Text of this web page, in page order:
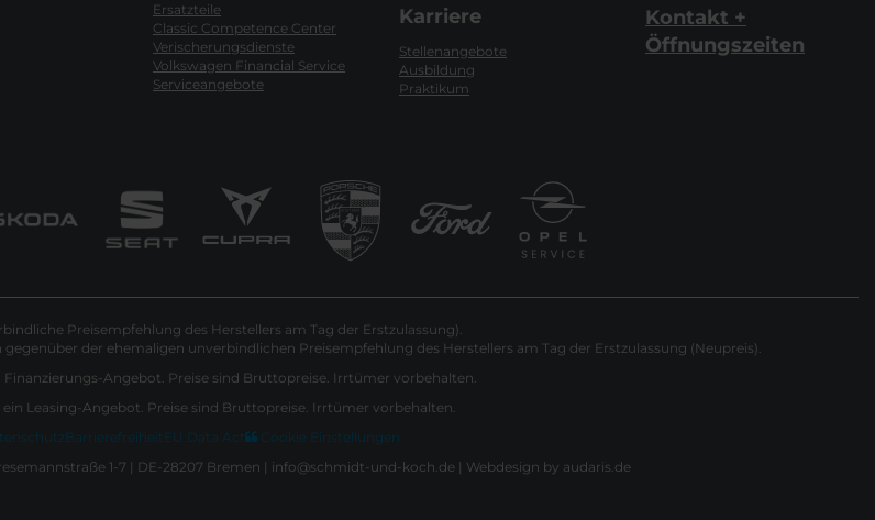
Ersatzteile
Classic Competence Center
Verischerungsdienste
Volkswagen Financial Service
Serviceangebote
Karriere
Stellenangebote
Ausbildung
Praktikum
Kontakt +
Öffnungszeiten
Preisempfehlung des Herstellers am Tag der Erstzulassung).
der ehemaligen unverbindlichen Preisempfehlung des Herstellers am Tag der Erstzulassung (Neupreis).
Finanzierungs-Angebot. Preise sind Bruttopreise. Irrtümer vorbehalten.
Leasing-Angebot. Preise sind Bruttopreise. Irrtümer vorbehalten.
Barrierefreiheit EU Data Act
Cookie Einstellungen
1-7 | DE-28207 Bremen | info@schmidt-und-koch.de | Webdesign by audaris.de